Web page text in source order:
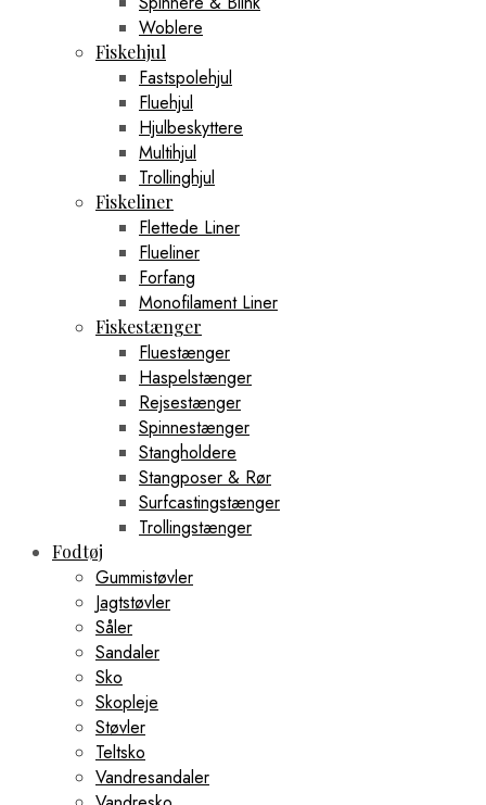
Woblere
Fiskehjul
Fastspolehjul
Fluehjul
Hjulbeskyttere
Multihjul
Trollinghjul
Fiskeliner
Flettede Liner
Flueliner
Forfang
Monofilament Liner
Fiskestænger
Fluestænger
Haspelstænger
Rejsestænger
Spinnestænger
Stangholdere
Stangposer & Rør
Surfcastingstænger
Trollingstænger
Fodtøj
Gummistøvler
Jagtstøvler
Såler
Sandaler
Sko
Skopleje
Støvler
Teltsko
Vandresandaler